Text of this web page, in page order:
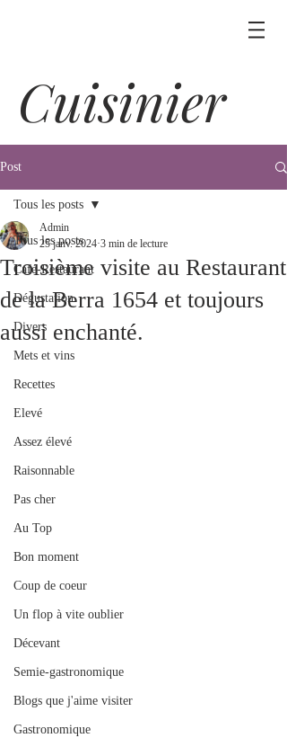
Cuisinier
Post
Tous les posts
Café-Restaurant
Dégustation
Divers
Mets et vins
Recettes
Elevé
Assez élevé
Raisonnable
Pas cher
Au Top
Bon moment
Coup de coeur
Un flop à vite oublier
Décevant
Semie-gastronomique
Blogs que j'aime visiter
Gastronomique
Tous les posts
Troisième visite au Restaurant
de la Berra 1654 et toujours
aussi enchanté.
Admin
25 janv. 2024 3 min de lecture